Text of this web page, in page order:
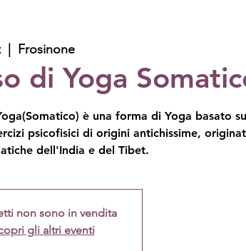
  |
Frosinone
di Yoga
è una forma di Yoga basato
psicofisici di origini antichissime,
dell'India e del Tibet.
non sono in vendita
gli altri eventi